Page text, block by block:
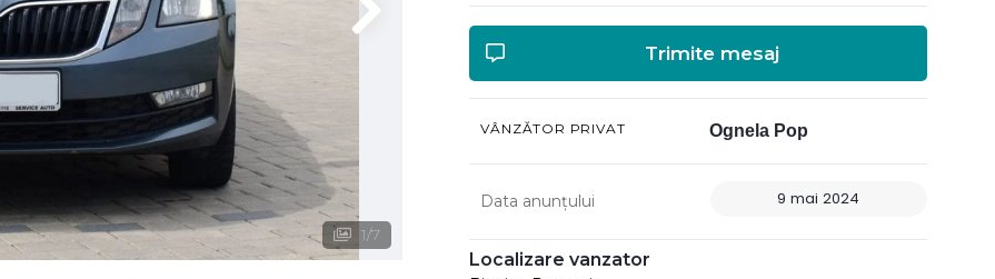
1/7
Trimite mesaj
VÂNZĂTOR PRIVAT Ognela Pop
Data anunțului 9 mai 2024
Localizare vanzator